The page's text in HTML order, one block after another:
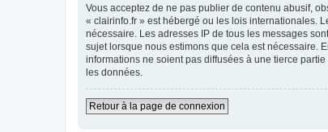
Vous acceptez de ne pas publier de contenu abusif,
« clairinfo.fr » est hébergé ou les lois internationales.
nécessaire. Les adresses IP de tous les messages
sujet lorsque nous estimons que cela est nécessaire.
informations ne soient pas diffusées à une tierce
les données.
Retour à la page de connexion